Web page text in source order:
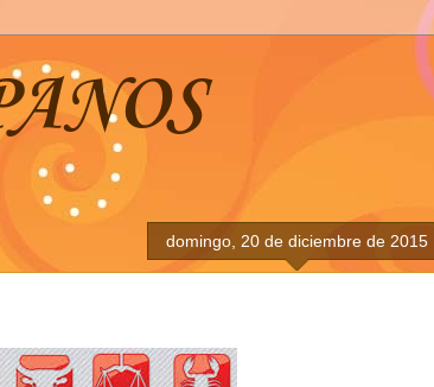
domingo, 20 de diciembre de 2015